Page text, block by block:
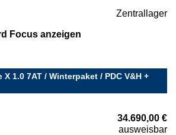
Zentrallager
Focus anzeigen
1.0 7AT / Winterpaket / PDC V&H +
34.690,00 €
ausweisbar